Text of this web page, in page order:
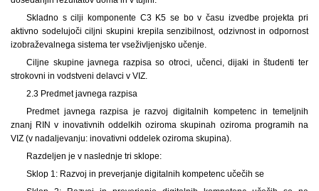
Skladno s cilji komponente C3 K5 se bo v času izvedbe projekta pri
aktivno sodelujoči ciljni skupini krepila senzibilnost, odzivnost in odpornost
izobraževalnega sistema ter vseživljenjsko učenje.
Ciljne skupine javnega razpisa so otroci, učenci, dijaki in študenti ter
strokovni in vodstveni delavci v VIZ.
2.3 Predmet javnega razpisa
Predmet javnega razpisa je razvoj digitalnih kompetenc in temeljnih
znanj RIN v inovativnih oddelkih oziroma skupinah oziroma programih na
VIZ (v nadaljevanju: inovativni oddelek oziroma skupina).
Razdeljen je v naslednje tri sklope:
Sklop 1: Razvoj in preverjanje digitalnih kompetenc učečih se